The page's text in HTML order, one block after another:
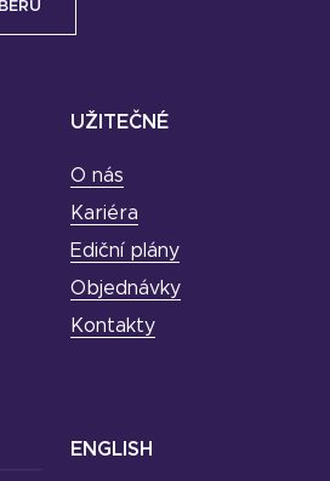
UŽITEČNÉ
O nás
Kariéra
Ediční plány
Objednávky
Kontakty
ENGLISH